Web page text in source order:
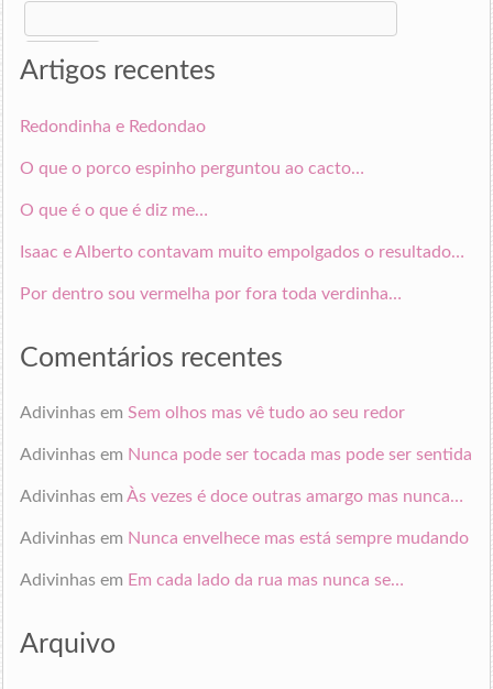
Search
for:
Artigos recentes
Redondinha e Redondao
O que o porco espinho perguntou ao cacto…
O que é o que é diz me…
Isaac e Alberto contavam muito empolgados o resultado…
Por dentro sou vermelha por fora toda verdinha…
Comentários recentes
Adivinhasem Sem olhos mas vê tudo ao seu redor
Adivinhasem Nunca pode ser tocada mas pode ser sentida
Adivinhasem Às vezes é doce outras amargo mas nunca…
Adivinhasem Nunca envelhece mas está sempre mudando
Adivinhasem Em cada lado da rua mas nunca se…
Arquivo